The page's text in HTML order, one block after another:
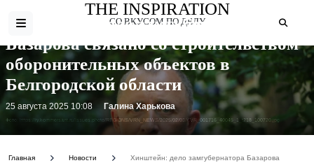
THE INSPIRATION
СО ВКУСОМ ПО ДЕЛУ
Фото: https://iy.kommersant.ru/Issues.photo/REGIONS/VRN_NEWS/2025/02/03/KVR_001716_40045_1_t218_100720.jpg
Хинштейн: дело замгубернатора
Базарова связано со строительством
оборонительных объектов в
Белгородской области
25 августа 2025 10:08 Галина Харькова
Главная Новости
Хинштейн: дело замгубернатора Базарова